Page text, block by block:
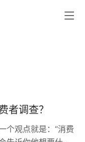
者调查？
个观点就是：“消费